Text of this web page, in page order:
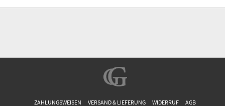
ZAHLUNGSWEISEN VERSAND & LIEFERUNG WIDERRUF AGB